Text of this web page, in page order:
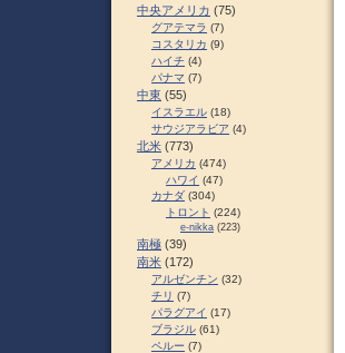
中央アメリカ (75)
グアテマラ (7)
コスタリカ (9)
ハイチ (4)
パナマ (7)
中東 (55)
イスラエル (18)
サウジアラビア (4)
北米 (773)
アメリカ (474)
ハワイ (47)
カナダ (304)
トロント (224)
e-nikka (223)
南極 (39)
南米 (172)
アルゼンチン (32)
チリ (7)
パラグアイ (17)
ブラジル (61)
ペルー (7)